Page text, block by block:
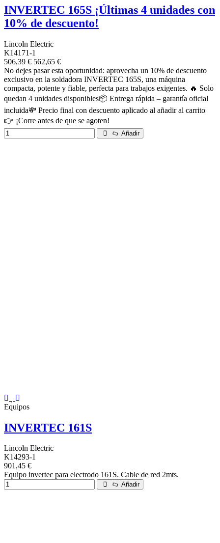
INVERTEC 165S ¡Últimas 4 unidades con
10% de descuento!
Lincoln Electric
K14171-1
506,39 € 562,65 €
No dejes pasar esta oportunidad: aprovecha un 10% de descuento
exclusivo en la soldadora INVERTEC 165S, una máquina
compacta, potente y fiable, perfecta para trabajos exigentes. 🔥 Solo
quedan 4 unidades disponibles📦 Entrega rápida – garantía oficial
incluida💸 Precio final con descuento aplicado al añadir al carrito
👉 ¡Corre antes de que se agoten!
Añadir
Equipos
INVERTEC 161S
Lincoln Electric
K14293-1
901,45 €
Equipo invertec para electrodo 161S. Cable de red 2mts.
Añadir